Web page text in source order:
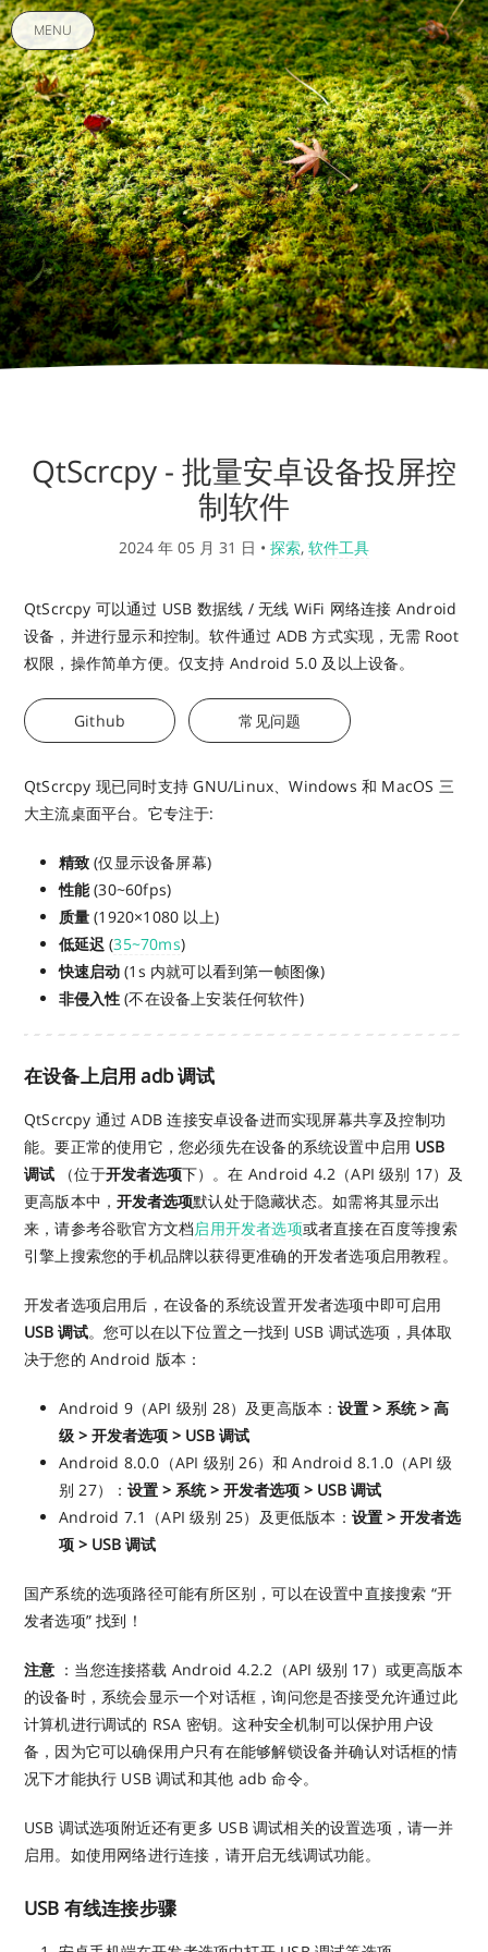
MENU
QtScrcpy - 批量安卓设备投屏控
制软件
2024 年 05 月 31 日 • 探索, 软件工具
QtScrcpy 可以通过 USB 数据线 / 无线 WiFi 网络连接 Android
设备，并进行显示和控制。软件通过 ADB 方式实现，无需 Root
权限，操作简单方便。仅支持 Android 5.0 及以上设备。
Github 常见问题
QtScrcpy 现已同时支持 GNU/Linux、Windows 和 MacOS 三
大主流桌面平台。它专注于:
精致 (仅显示设备屏幕)
性能(30~60fps)
质量 (1920×1080 以上)
低延迟 (35~70ms)
快速启动 (1s 内就可以看到第一帧图像)
非侵入性 (不在设备上安装任何软件)
在设备上启用 adb 调试
QtScrcpy 通过 ADB 连接安卓设备进而实现屏幕共享及控制功
能。要正常的使用它，您必须先在设备的系统设置中启用 USB
调试 （位于开发者选项下）。在 Android 4.2（API 级别 17）及
更高版本中，开发者选项默认处于隐藏状态。如需将其显示出
来，请参考谷歌官方文档启用开发者选项或者直接在百度等搜索
引擎上搜索您的手机品牌以获得更准确的开发者选项启用教程。
开发者选项启用后，在设备的系统设置开发者选项中即可启用
USB 调试。您可以在以下位置之一找到 USB 调试选项，具体取
决于您的 Android 版本：
Android 9（API 级别 28）及更高版本：设置 > 系统 > 高
级 > 开发者选项 > USB 调试
Android 8.0.0（API 级别 26）和 Android 8.1.0（API 级
别 27）：设置 > 系统 > 开发者选项 > USB 调试
Android 7.1（API 级别 25）及更低版本： 设置 > 开发者选
项 > USB 调试
国产系统的选项路径可能有所区别，可以在设置中直接搜索 “开
发者选项” 找到！
注意 ：当您连接搭载 Android 4.2.2（API 级别 17）或更高版本
的设备时，系统会显示一个对话框，询问您是否接受允许通过此
计算机进行调试的 RSA 密钥。这种安全机制可以保护用户设
备，因为它可以确保用户只有在能够解锁设备并确认对话框的情
况下才能执行 USB 调试和其他 adb 命令。
USB 调试选项附近还有更多 USB 调试相关的设置选项，请一并
启用。如使用网络进行连接，请开启无线调试功能。
USB 有线连接步骤